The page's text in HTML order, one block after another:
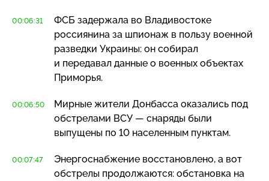
00:06:31
ФСБ задержала во Владивостоке
россиянина за шпионаж в пользу военной
разведки Украины: он собирал
и передавал данные о военных объектах
Приморья.
00:06:50
Мирные жители Донбасса оказались под
обстрелами ВСУ — снаряды были
выпущены по 10 населенным пунктам.
00:07:47
Энергоснабжение восстановлено, а вот
обстрелы продолжаются: обстановка на